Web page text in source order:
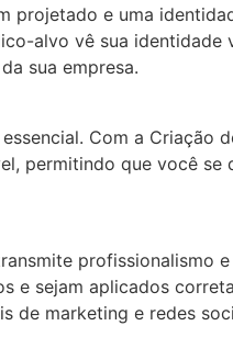
projetado e uma
alvo vê sua identidade
sua empresa.
Com a Criação
permitindo que você
profissionalismo
e sejam aplicados
de marketing e redes